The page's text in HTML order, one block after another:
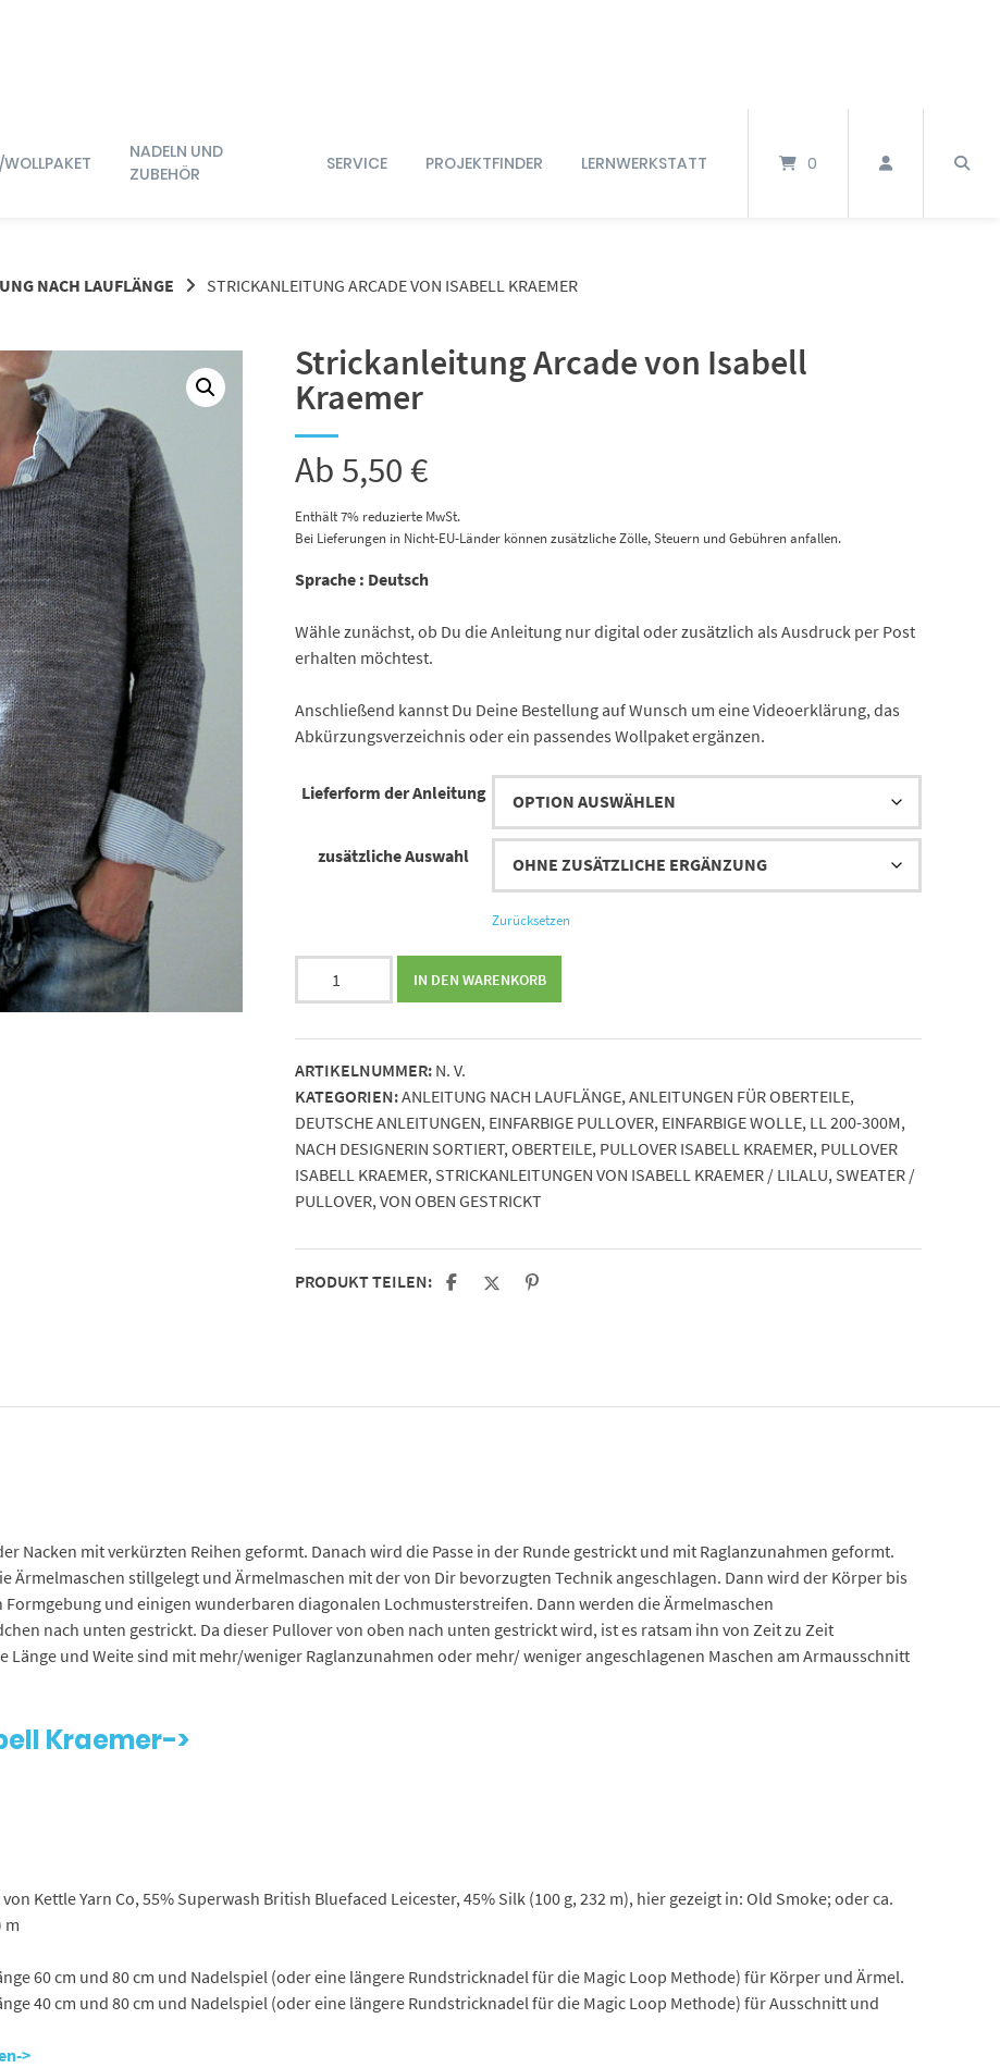
NADELN UND
ZUBEHÖR
SERVICE PROJEKTFINDER LERNWERKSTATT 0
NACH LAUFLÄNGE STRICKANLEITUNG ARCADE VON ISABELL KRAEMER
Strickanleitung Arcade von Isabell
Kraemer
Ab 5,50€
Enthält 7% reduzierte MwSt.
Bei Lieferungen in Nicht-EU-Länder können zusätzliche Zölle, Steuern und Gebühren anfallen.
Sprache : Deutsch
Wähle zunächst, ob Du die Anleitung nur digital oder zusätzlich als Ausdruck per Post
erhalten möchtest.
Anschließend kannst Du Deine Bestellung auf Wunsch um eine Videoerklärung, das
Abkürzungsverzeichnis oder ein passendes Wollpaket ergänzen.
Lieferform der Anleitung
zusätzliche Auswahl
Zurücksetzen
Isabell
Kraemer
Menge
IN DEN WARENKORB
ARTIKELNUMMER: N. V.
KATEGORIEN:ANLEITUNG NACH LAUFLÄNGE,ANLEITUNGEN FÜR OBERTEILE,
DEUTSCHE ANLEITUNGEN, EINFARBIGE PULLOVER, EINFARBIGE WOLLE, LL 200-300M,
NACH DESIGNERIN SORTIERT,OBERTEILE, PULLOVER ISABELL KRAEMER, PULLOVER
ISABELL KRAEMER, STRICKANLEITUNGEN VON ISABELL KRAEMER / LILALU, SWEATER /
PULLOVER,VON OBEN GESTRICKT
PRODUKT TEILEN:
Nacken mit verkürzten Reihen geformt. Danach wird die Passe in der Runde gestrickt und mit Raglanzunahmen geformt.
stillgelegt und Ärmelmaschen mit der von Dir bevorzugten Technik angeschlagen. Dann wird der Körper bis
und einigen wunderbaren diagonalen Lochmusterstreifen. Dann werden die Ärmelmaschen
nach unten gestrickt. Da dieser Pullover von oben nach unten gestrickt wird, ist es ratsam ihn von Zeit zu Zeit
und Weite sind mit mehr/weniger Raglanzunahmen oder mehr/ weniger angeschlagenen Maschen am Armausschnitt
Kraemer->
Kettle Yarn Co, 55% Superwash British Bluefaced Leicester, 45% Silk (100 g, 232 m), hier gezeigt in: Old Smoke; oder ca.
m
60 cm und 80 cm und Nadelspiel (oder eine längere Rundstricknadel für die Magic Loop Methode) für Körper und Ärmel.
40 cm und 80 cm und Nadelspiel (oder eine längere Rundstricknadel für die Magic Loop Methode) für Ausschnitt und
>